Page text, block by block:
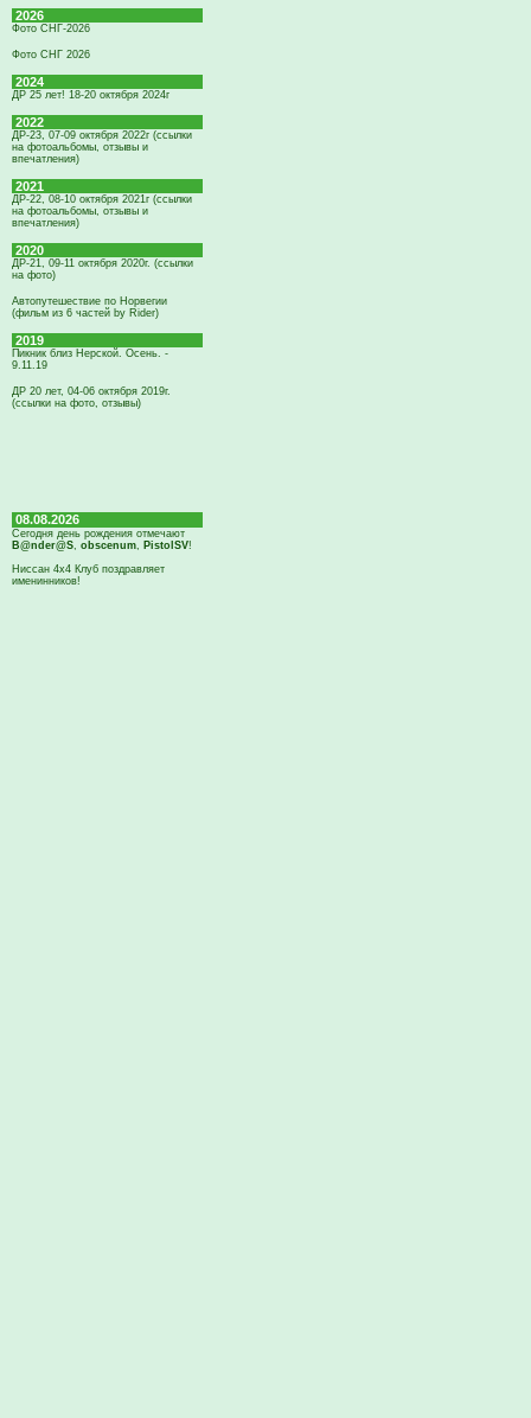
2026
Фото СНГ-2026
Фото СНГ 2026
2024
ДР 25 лет! 18-20 октября 2024г
2022
ДР-23, 07-09 октября 2022г (ссылки
на фотоальбомы, отзывы и
впечатления)
2021
ДР-22, 08-10 октября 2021г (ссылки
на фотоальбомы, отзывы и
впечатления)
2020
ДР-21, 09-11 октября 2020г. (ссылки
на фото)
Автопутешествие по Норвегии
(фильм из 6 частей by Rider)
2019
Пикник близ Нерской. Осень. -
9.11.19
ДР 20 лет, 04-06 октября 2019г.
(ссылки на фото, отзывы)
08.08.2026
Сегодня день рождения отмечают
B@nder@S, obscenum, PistolSV!
Ниссан 4х4 Клуб поздравляет
именинников!